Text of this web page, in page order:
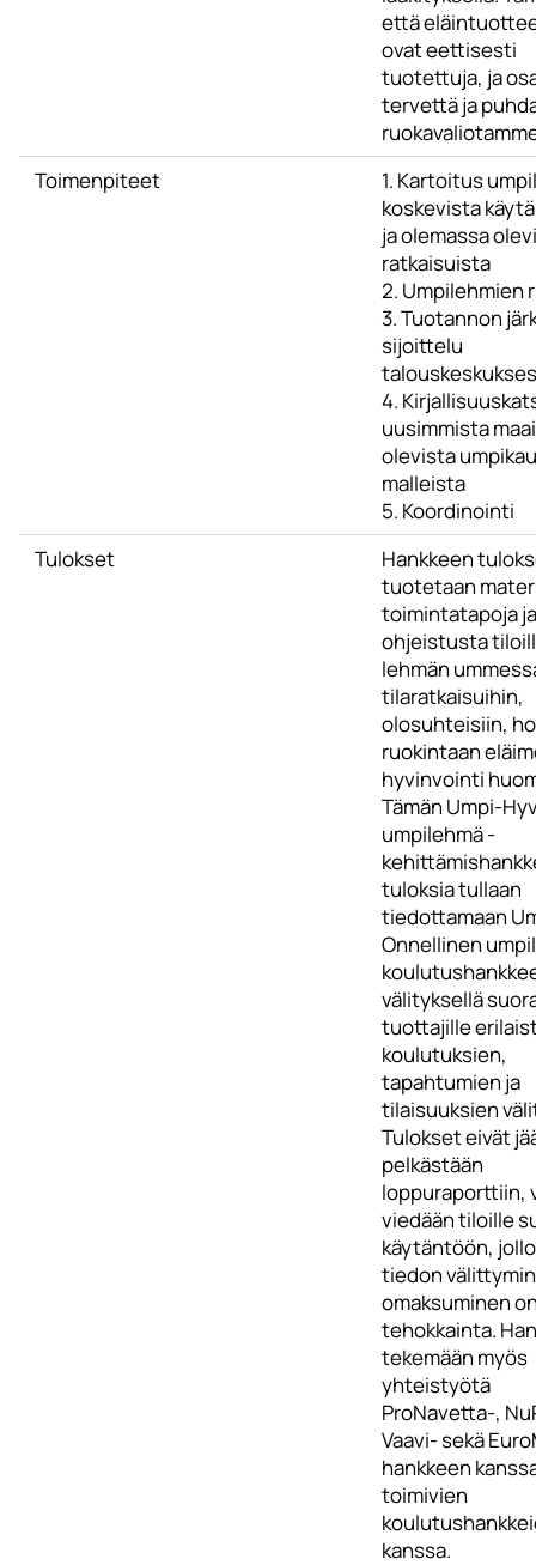
että
ovat eettisesti
tuotettuja, ja
tervettä ja
Toimenpiteet
1. Kartoitus
koskevista
ja olemassa
ratkaisuista
2. Umpilehmien
3. Tuotannon
sijoittelu
4.
uusimmista
olevista
malleista
5. Koordinointi
Tulokset
Hankkeen
tuotetaan
toimintatapoja ja
ohjeistusta
lehmän
tilaratkaisuihin,
olosuhteisiin,
ruokintaan
hyvinvointi
Tämän Umpi-
umpilehmä -
tuloksia tullaan
tiedottamaan
Onnellinen
välityksellä
tuottajille
koulutuksien,
tapahtumien ja
tilaisuuksien
Tulokset eivät
pelkästään
loppuraporttiin,
viedään tiloille
käytäntöön,
tiedon
omaksuminen
tehokkainta.
tekemään myös
yhteistyötä
ProNavetta-,
Vaavi- sekä
hankkeen
toimivien
kanssa.